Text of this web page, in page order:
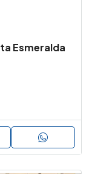
Esmeralda